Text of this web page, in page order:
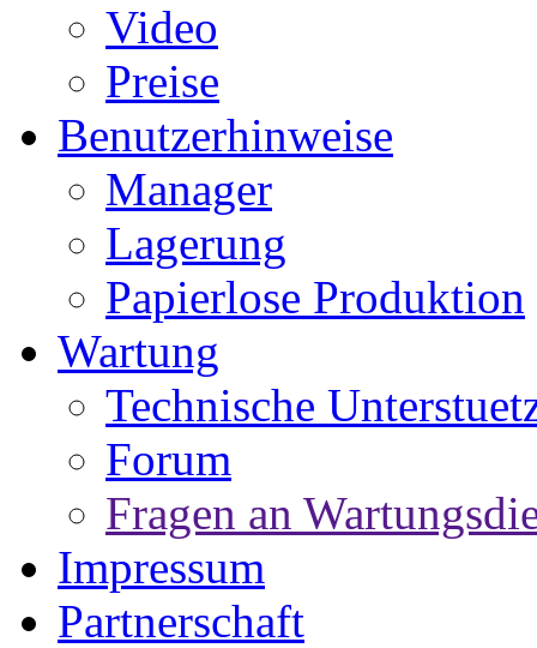
Video
Preise
Benutzerhinweise
Manager
Lagerung
Papierlose Produktion
Wartung
Technische
Forum
Fragen an
Impressum
Partnerschaft